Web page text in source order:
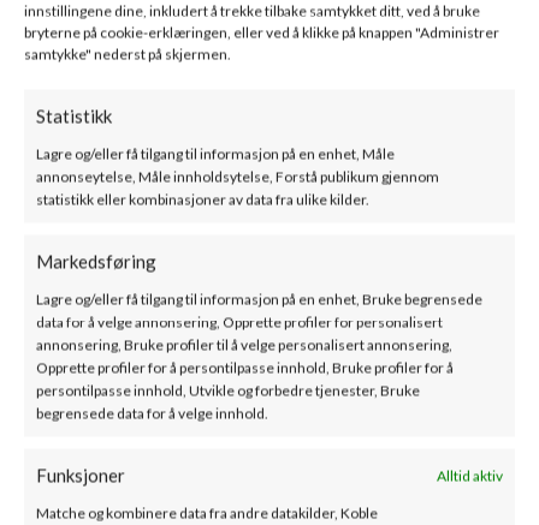
innstillingene dine, inkludert å trekke tilbake samtykket ditt, ved å bruke
bryterne på cookie-erklæringen, eller ved å klikke på knappen "Administrer
samtykke" nederst på skjermen.
Statistikk
Lagre og/eller få tilgang til informasjon på en enhet, Måle
annonseytelse, Måle innholdsytelse, Forstå publikum gjennom
statistikk eller kombinasjoner av data fra ulike kilder.
Markedsføring
Lagre og/eller få tilgang til informasjon på en enhet, Bruke begrensede
data for å velge annonsering, Opprette profiler for personalisert
annonsering, Bruke profiler til å velge personalisert annonsering,
Opprette profiler for å persontilpasse innhold, Bruke profiler for å
persontilpasse innhold, Utvikle og forbedre tjenester, Bruke
begrensede data for å velge innhold.
Funksjoner Alltid aktiv
Matche og kombinere data fra andre datakilder, Koble